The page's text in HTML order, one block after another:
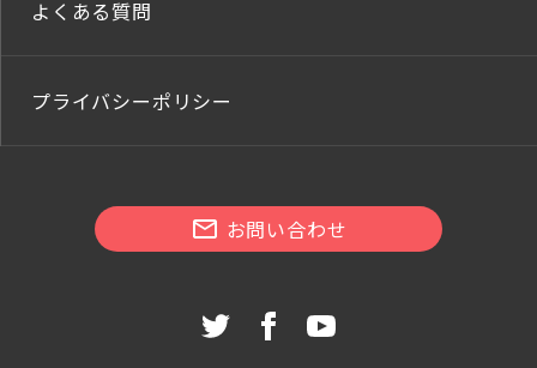
よくある質問
プライバシーポリシー
お問い合わせ